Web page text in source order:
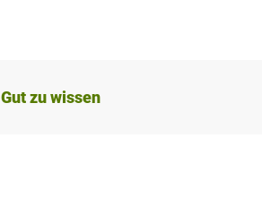
Gut zu wissen